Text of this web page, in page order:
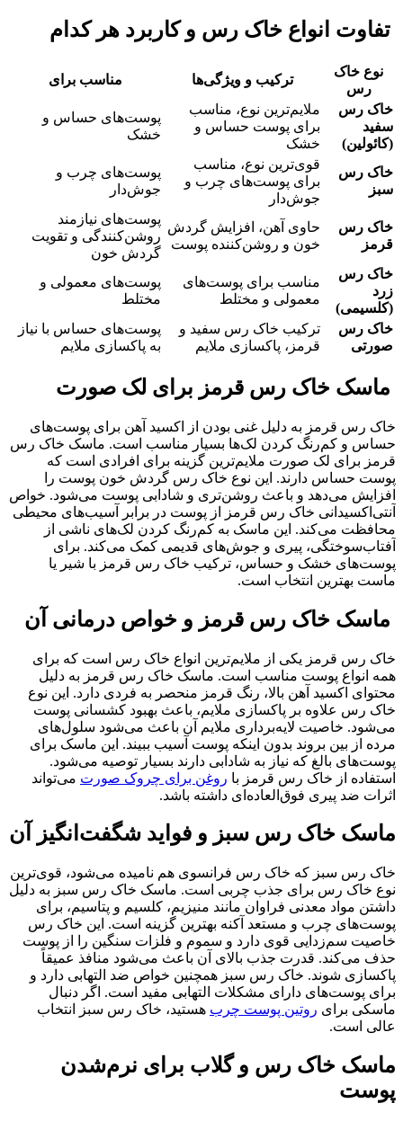
تفاوت انواع خاک رس و کاربرد هر کدام
نوع خاک
رس
ترکیب و ویژگی‌ها
مناسب برای
خاک رس
سفید
(کائولین)
ملایم‌ترین نوع، مناسب
برای پوست حساس و
خشک
پوست‌های حساس و
خشک
خاک رس
سبز
قوی‌ترین نوع، مناسب
برای پوست‌های چرب و
جوش‌دار
پوست‌های چرب و
جوش‌دار
خاک رس
قرمز
حاوی آهن، افزایش گردش
خون و روشن‌کننده پوست
پوست‌های نیازمند
روشن‌کنندگی و تقویت
گردش خون
خاک رس
زرد
(کلسیمی)
مناسب برای پوست‌های
معمولی و مختلط
پوست‌های معمولی و
مختلط
خاک رس
صورتی
ترکیب خاک رس سفید و
قرمز، پاکسازی ملایم
پوست‌های حساس با نیاز
به پاکسازی ملایم
ماسک خاک رس قرمز برای لک صورت
خاک رس قرمز به دلیل غنی بودن از اکسید آهن برای پوست‌های
حساس و کم‌رنگ کردن لک‌ها بسیار مناسب است. ماسک خاک رس
قرمز برای لک صورت ملایم‌ترین گزینه برای افرادی است که
پوست حساس دارند. این نوع خاک رس گردش خون پوست را
افزایش می‌دهد و باعث روشن‌تری و شادابی پوست می‌شود. خواص
آنتی‌اکسیدانی خاک رس قرمز از پوست در برابر آسیب‌های محیطی
محافظت می‌کند. این ماسک به کم‌رنگ کردن لک‌های ناشی از
آفتاب‌سوختگی، پیری و جوش‌های قدیمی کمک می‌کند. برای
پوست‌های خشک و حساس، ترکیب خاک رس قرمز با شیر یا
ماست بهترین انتخاب است.
ماسک خاک رس قرمز و خواص درمانی آن
خاک رس قرمز یکی از ملایم‌ترین انواع خاک رس است که برای
همه انواع پوست مناسب است. ماسک خاک رس قرمز به دلیل
محتوای اکسید آهن بالا، رنگ قرمز منحصر به فردی دارد. این نوع
خاک رس علاوه بر پاکسازی ملایم، باعث بهبود کشسانی پوست
می‌شود. خاصیت لایه‌برداری ملایم آن باعث می‌شود سلول‌های
مرده از بین بروند بدون اینکه پوست آسیب ببیند. این ماسک برای
پوست‌های بالغ که نیاز به شادابی دارند بسیار توصیه می‌شود.
استفاده از خاک رس قرمز با روغن برای چروک صورت می‌تواند
اثرات ضد پیری فوق‌العاده‌ای داشته باشد.
ماسک خاک رس سبز و فواید شگفت‌انگیز آن
خاک رس سبز که خاک رس فرانسوی هم نامیده می‌شود، قوی‌ترین
نوع خاک رس برای جذب چربی است. ماسک خاک رس سبز به دلیل
داشتن مواد معدنی فراوان مانند منیزیم، کلسیم و پتاسیم، برای
پوست‌های چرب و مستعد آکنه بهترین گزینه است. این خاک رس
خاصیت سم‌زدایی قوی دارد و سموم و فلزات سنگین را از پوست
حذف می‌کند. قدرت جذب بالای آن باعث می‌شود منافذ عمیقاً
پاکسازی شوند. خاک رس سبز همچنین خواص ضد التهابی دارد و
برای پوست‌های دارای مشکلات التهابی مفید است. اگر دنبال
ماسکی برای روتین پوست چرب هستید، خاک رس سبز انتخاب
عالی است.
ماسک خاک رس و گلاب برای نرم‌شدن
پوست